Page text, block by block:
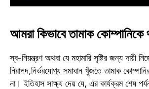
আমরা কিভাবে তামাক কোম্পানিকে
স্ব-নিয়ন্ত্রণ অথবা যে মহামারি সৃষ্টির জন্য দায়ী
নিরাপদ,নির্ভরযোগ্য সমাধান খুঁজতে তামাক
না। ইতিহাস সাক্ষ্য দেয় যে, এর কার্যক্রম শেষ